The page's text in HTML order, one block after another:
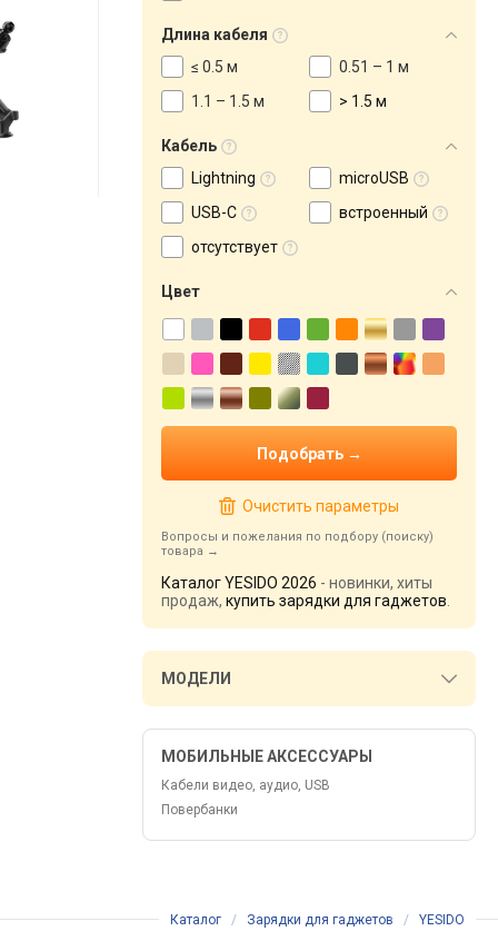
Длина кабеля
≤ 0.5 м
0.51 – 1 м
1.1 – 1.5 м
> 1.5 м
Кабель
Lightning
microUSB
USB-C
встроенный
отсутствует
Цвет
Очистить параметры
Вопросы и пожелания по подбору (поиску)
товара
Каталог YESIDO 2026 - новинки, хиты
продаж, купить зарядки для гаджетов
МОДЕЛИ
МОБИЛЬНЫЕ АКСЕССУАРЫ
Кабели видео, аудио, USB
Повербанки
Каталог / Зарядки для гаджетов / YESIDO